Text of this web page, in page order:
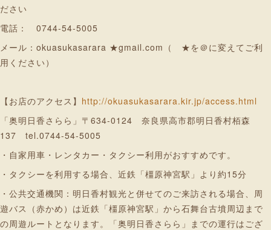
ださい
電話： 0744-54-5005
メール：okuasukasarara ★gmail.com（ ★を＠に変えてご利
用ください）
【お店のアクセス】 http://okuasukasarara.kir.jp/access.html
「奥明日香さらら」〒634-0124 奈良県高市郡明日香村栢森
137 tel.0744-54-5005
・自家用車・レンタカー・タクシー利用がおすすめです。
・タクシーを利用する場合、近鉄「橿原神宮駅」より約15分
・公共交通機関：明日香村観光と併せてのご来訪される場合、周
遊バス（赤かめ）は近鉄「橿原神宮駅」から石舞台古墳周辺まで
の周遊ルートとなります。「奥明日香さらら」までの運行はござ